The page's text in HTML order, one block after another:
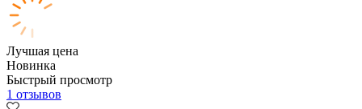
Лучшая цена
Новинка
Быстрый просмотр
1 отзывов